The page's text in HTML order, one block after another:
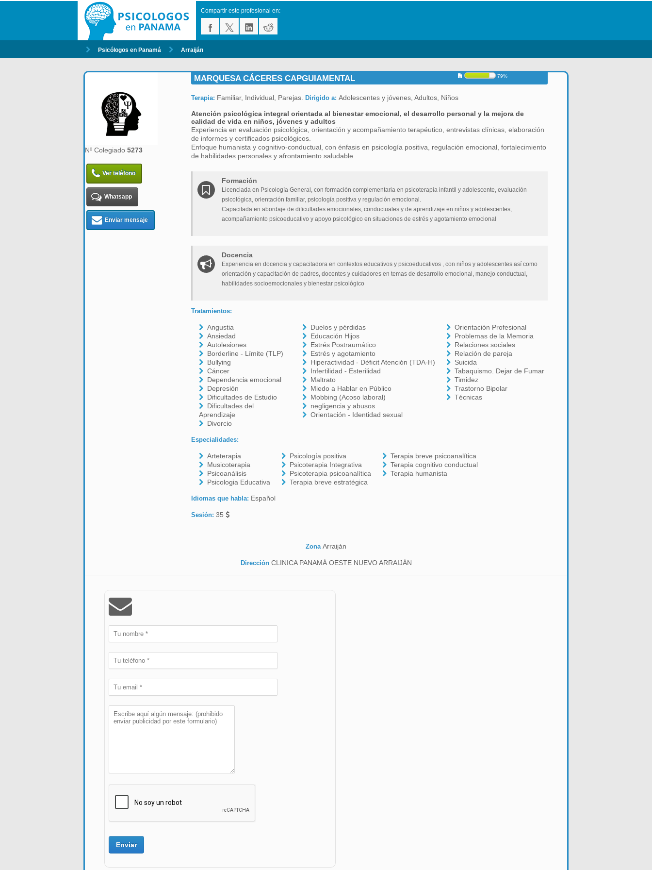
Compartir este profesional en:
Psicólogos en Panamá Arraiján
Nº Colegiado 5273
Ver teléfono
Whatsapp
Enviar mensaje
MARQUESA CÁCERES CAPGUIAMENTAL 79%
Terapia: Familiar, Individual, Parejas. Dirigido a: Adolescentes y jóvenes, Adultos, Niños
Atención psicológica integral orientada al bienestar emocional, el desarrollo personal y la mejora de
calidad de vida en niños, jóvenes y adultos
Experiencia en evaluación psicológica, orientación y acompañamiento terapéutico, entrevistas clínicas, elaboración
de informes y certificados psicológicos.
Enfoque humanista y cognitivo-conductual, con énfasis en psicología positiva, regulación emocional, fortalecimiento
de habilidades personales y afrontamiento saludable
Formación
Licenciada en Psicología General, con formación complementaria en psicoterapia infantil y adolescente, evaluación
psicológica, orientación familiar, psicología positiva y regulación emocional.
Capacitada en abordaje de dificultades emocionales, conductuales y de aprendizaje en niños y adolescentes,
acompañamiento psicoeducativo y apoyo psicológico en situaciones de estrés y agotamiento emocional
Docencia
Experiencia en docencia y capacitadora en contextos educativos y psicoeducativos , con niños y adolescentes así como
orientación y capacitación de padres, docentes y cuidadores en temas de desarrollo emocional, manejo conductual,
habilidades socioemocionales y bienestar psicológico
Tratamientos:
Angustia
Ansiedad
Autolesiones
Borderline - Límite (TLP)
Bullying
Cáncer
Dependencia emocional
Depresión
Dificultades de Estudio
Dificultades del
Aprendizaje
Divorcio
Duelos y pérdidas
Educación Hijos
Estrés Postraumático
Estrés y agotamiento
Hiperactividad - Déficit Atención (TDA-H)
Infertilidad - Esterilidad
Maltrato
Miedo a Hablar en Público
Mobbing (Acoso laboral)
negligencia y abusos
Orientación - Identidad sexual
Orientación Profesional
Problemas de la Memoria
Relaciones sociales
Relación de pareja
Suicida
Tabaquismo. Dejar de Fumar
Timidez
Trastorno Bipolar
Técnicas
Especialidades:
Arteterapia
Musicoterapia
Psicoanálisis
Psicologia Educativa
Psicología positiva
Psicoterapia Integrativa
Psicoterapia psicoanalítica
Terapia breve estratégica
Terapia breve psicoanalítica
Terapia cognitivo conductual
Terapia humanista
Idiomas que habla: Español
Sesión: 35
Zona Arraiján
DirecciónCLINICA PANAMÁ OESTE NUEVO ARRAIJÁN